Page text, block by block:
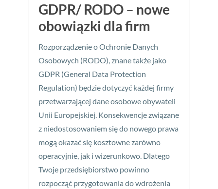
GDPR/ RODO – nowe
obowiązki dla firm
Rozporządzenie o Ochronie Danych
Osobowych (RODO), znane także jako
GDPR (General Data Protection
Regulation) będzie dotyczyć każdej firmy
przetwarzającej dane osobowe obywateli
Unii Europejskiej. Konsekwencje związane
z niedostosowaniem się do nowego prawa
mogą okazać się kosztowne zarówno
operacyjnie, jak i wizerunkowo. Dlatego
Twoje przedsiębiorstwo powinno
rozpocząć przygotowania do wdrożenia